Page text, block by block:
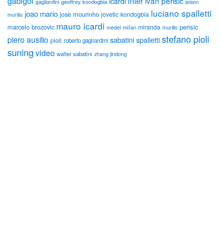
gagliardini geoffrey kondogbia
jeison
murillo joao mario josè mourinho jovetic kondogbia luciano spalletti
marcelo brozovic mauro icardi medel milan miranda murillo perisic
piero ausilio pioli roberto gagliardini sabatini spalletti stefano pioli
suning video walter sabatini zhang jindong